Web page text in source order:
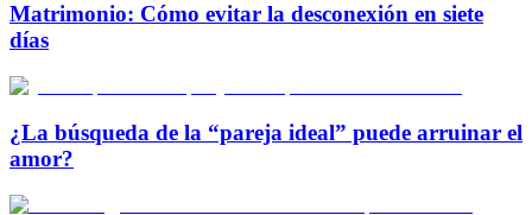
Matrimonio: Cómo evitar la desconexión en siete
días
¿La búsqueda de la “pareja ideal” puede arruinar el
amor?